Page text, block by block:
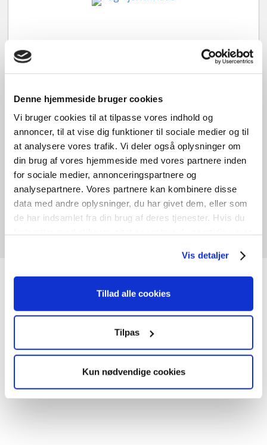
Denne hjemmeside bruger cookies
Vi bruger cookies til at tilpasse vores indhold og
annoncer, til at vise dig funktioner til sociale medier og til
at analysere vores trafik. Vi deler også oplysninger om
din brug af vores hjemmeside med vores partnere inden
for sociale medier, annonceringspartnere og
analysepartnere. Vores partnere kan kombinere disse
data med andre oplysninger, du har givet dem, eller som
de har indsamlet fra din brug af deres tjenester. Hvis du
Vis detaljer
Tillad alle cookies
Tilpas
Kun nødvendige cookies
OF2169
kr.2.400,00
Tilføj til kurv
B 68cm /
100cm
1stk. på lager
JK-Genbrugscenter
Hos JK-Genbrugscenter handler vi primært med nye og
byggematerialer. Vi har materialer med charme og
kvalitet til gode priser og noget til enhver smag.